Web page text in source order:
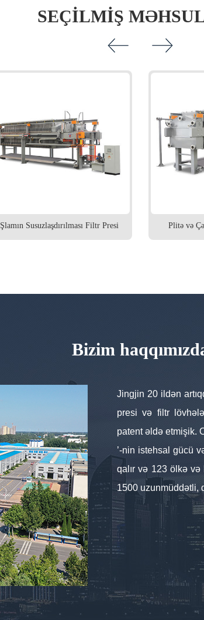
SEÇILMIŞ
Şlamın Susuzlaşdırılması Filtr Presi Plitə və
Bizim
Jingjin 20 ildən
presi və filtr
patent əldə etmişik.
’-nin istehsal gücü
qalır və 123 ölkə və
1500 uzunmüddətli,